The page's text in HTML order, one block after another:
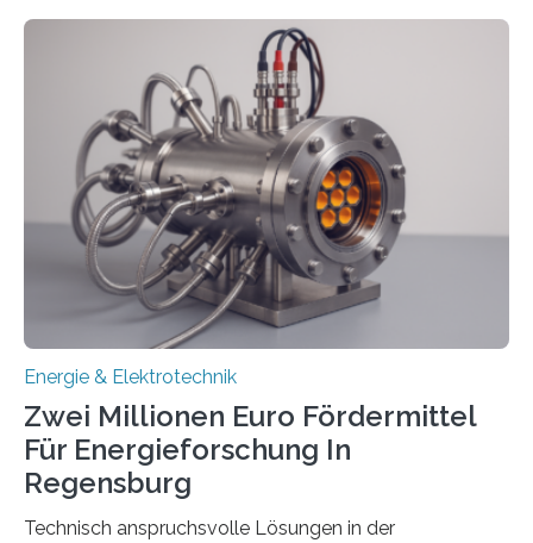
einem „Anschlussstau“. Die Stiftung
Umweltenergierecht hat den Rechtsrahmen in einem
neuen Bericht für die Praxis eingeordnet – inklusive der
Rolle von flexiblen Netzanschlussvereinbarungen. Der
Netzanschluss von Erneuerbare-Energien-Anlagen
(EE-Anlagen) ist entscheidend für die Energiewende.
Denn ohne Anschluss an das Netz kann kein Strom
eingespeist werden. Nach dem Erneuerbare-Energien-
Gesetz (EEG) sind Netzbetreiber…
Energie & Elektrotechnik
Zwei Millionen Euro Fördermittel
Für Energieforschung In
Regensburg
Technisch anspruchsvolle Lösungen in der